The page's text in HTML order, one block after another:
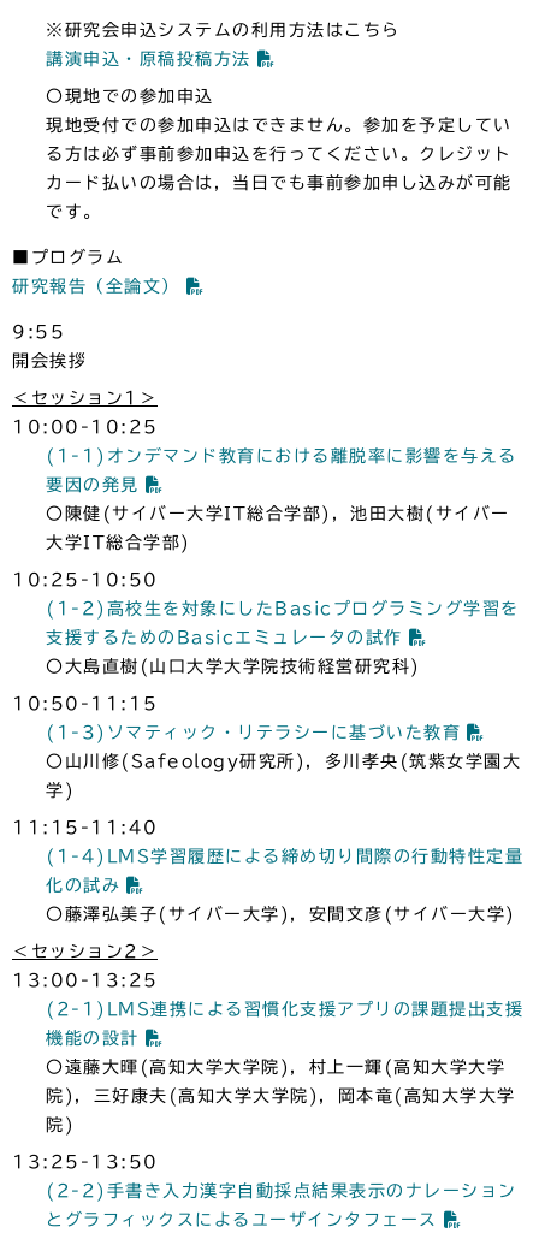
※研究会申込システムの利用方法はこちら
講演申込・原稿投稿方法
〇現地での参加申込
現地受付での参加申込はできません。参加を予定してい
る方は必ず事前参加申込を行ってください。クレジット
カード払いの場合は，当日でも事前参加申し込みが可能
です。
■プログラム
研究報告（全論文）
9:55
開会挨拶
＜セッション1＞
10:00-10:25
(1-1)オンデマンド教育における離脱率に影響を与える
要因の発見
〇陳健(サイバー大学IT総合学部)，池田大樹(サイバー
大学IT総合学部)
10:25-10:50
(1-2)高校生を対象にしたBasicプログラミング学習を
支援するためのBasicエミュレータの試作
〇大島直樹(山口大学大学院技術経営研究科)
10:50-11:15
(1-3)ソマティック・リテラシーに基づいた教育
〇山川修(Safeology研究所)，多川孝央(筑紫女学園大
学)
11:15-11:40
(1-4)LMS学習履歴による締め切り間際の行動特性定量
化の試み
〇藤澤弘美子(サイバー大学)，安間文彦(サイバー大学)
＜セッション2＞
13:00-13:25
(2-1)LMS連携による習慣化支援アプリの課題提出支援
機能の設計
〇遠藤大暉(高知大学大学院)，村上一輝(高知大学大学
院)，三好康夫(高知大学大学院)，岡本竜(高知大学大学
院)
13:25-13:50
(2-2)手書き入力漢字自動採点結果表示のナレーション
とグラフィックスによるユーザインタフェース